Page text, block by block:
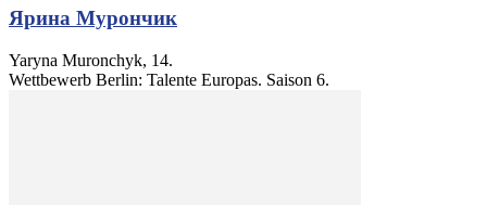
Ярина Мурончик
Yaryna Muronchyk, 14.
Wettbewerb Berlin: Talente Europas. Saison 6.